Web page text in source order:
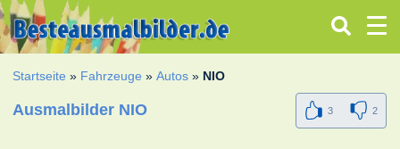
Startseite » Fahrzeuge »Autos » NIO
Ausmalbilder NIO 3 2